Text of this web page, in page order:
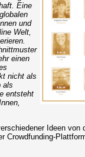
Eine
und
Welt,
einen
nicht als
als
entsteht
Ideen von
Crowdfunding-